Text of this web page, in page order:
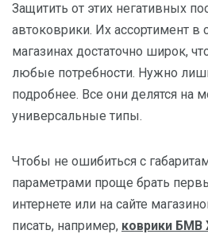
Защитить от этих негативных
автоковрики. Их ассортимент
магазинах достаточно широк,
любые потребности. Нужно
подробнее. Все они делятся на
универсальные типы.
Чтобы не ошибиться с
параметрами проще брать
интернете или на сайте
писать, например, коврики БМВ